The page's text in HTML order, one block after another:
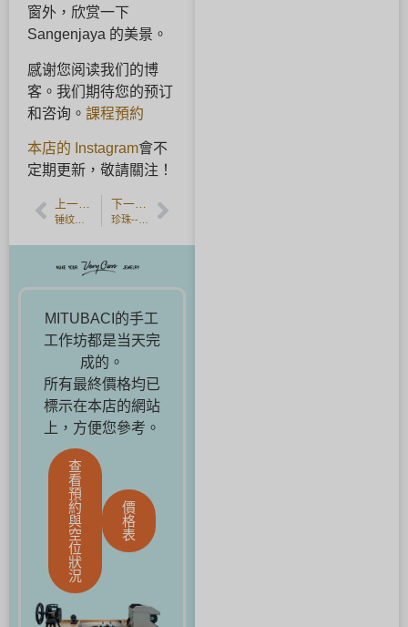
窗外，欣赏一下
Sangenjaya 的美景。
感谢您阅读我们的博
客。我们期待您的预订
和咨询。 課程預約
本店的 Instagram會不
定期更新，敬請關注！
MITUBACI的手工
工作坊都是当天完
成的。
所有最終價格均已
標示在本店的網站
上，方便您參考。
查
看
預
約
與
空
位
狀
況
價
格
表